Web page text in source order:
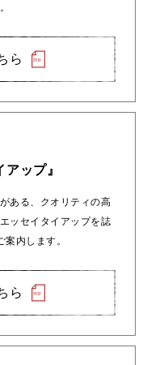
ら
アップ』
ある、クオリティの高
ッセイタイアップを誌
内します。
ら